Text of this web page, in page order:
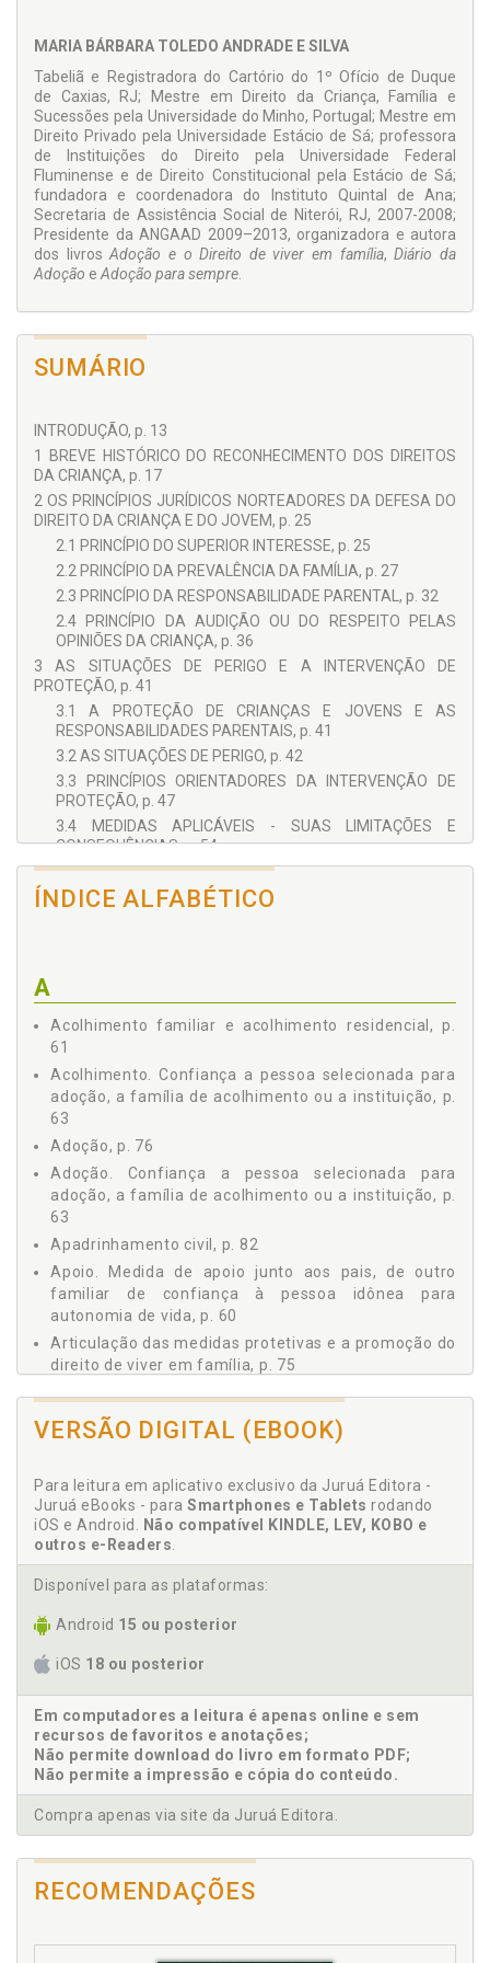
Estado na proteção dos direitos infantojuvenis, comparando-
superior interesse da criança e do jovem. Outro ponto
sensível do presente trabalho diz respeito à conciliação dos
princípios que sustentam os direitos infantojuvenis e
norteiam toda a atuação da rede de proteção da criança,
para fazer valer o seu superior interesse, assim como o seu
direito de viver em família.
MARIA BÁRBARA TOLEDO ANDRADE E SILVA
Tabeliã e Registradora do Cartório do 1º Ofício de Duque
de Caxias, RJ; Mestre em Direito da Criança, Família e
Sucessões pela Universidade do Minho, Portugal; Mestre em
Direito Privado pela Universidade Estácio de Sá; professora
de Instituições do Direito pela Universidade Federal
Fluminense e de Direito Constitucional pela Estácio de Sá;
fundadora e coordenadora do Instituto Quintal de Ana;
Secretaria de Assistência Social de Niterói, RJ, 2007-2008;
Presidente da ANGAAD 2009–2013, organizadora e autora
dos livrosAdoção e o Direito de viver em família,Diário da
Adoção eAdoção para sempre.
SUMÁRIO
INTRODUÇÃO, p. 13
1 BREVE HISTÓRICO DO RECONHECIMENTO DOS DIREITOS
DA CRIANÇA, p. 17
2 OS PRINCÍPIOS JURÍDICOS NORTEADORES DA DEFESA DO
DIREITO DA CRIANÇA E DO JOVEM, p. 25
2.1 PRINCÍPIO DO SUPERIOR INTERESSE, p. 25
2.2 PRINCÍPIO DA PREVALÊNCIA DA FAMÍLIA, p. 27
2.3 PRINCÍPIO DA RESPONSABILIDADE PARENTAL, p. 32
2.4 PRINCÍPIO DA AUDIÇÃO OU DO RESPEITO PELAS
OPINIÕES DA CRIANÇA, p. 36
3 AS SITUAÇÕES DE PERIGO E A INTERVENÇÃO DE
PROTEÇÃO, p. 41
3.1 A PROTEÇÃO DE CRIANÇAS E JOVENS E AS
RESPONSABILIDADES PARENTAIS, p. 41
3.2 AS SITUAÇÕES DE PERIGO, p. 42
3.3 PRINCÍPIOS ORIENTADORES DA INTERVENÇÃO DE
PROTEÇÃO, p. 47
3.4 MEDIDAS APLICÁVEIS - SUAS LIMITAÇÕES E
CONSEQUÊNCIAS, p. 54
3.5 MEDIDA DE APOIO JUNTO AOS PAIS, DE OUTRO
FAMILIAR DE CONFIANÇA À PESSOA IDÓNEA PARA
AUTONOMIA DE VIDA, p. 60
ADOÇÃO, A FAMÍLIA DE ACOLHIMENTO OU A
INSTITUIÇÃO, p. 63
4 O DIREITO DE VIVER EM FAMÍLIA E A EFICÁCIA DAS
MEDIDAS DE PROTEÇÃO, p. 73
4.1 DO DIREITO À CONVIVÊNCIA FAMILIAR DE CRIANÇAS,
p. 73
4.2 A ARTICULAÇÃO DAS MEDIDAS PROTETIVAS E A
PROMOÇÃO DO DIREITO DE VIVER EM FAMÍLIA, p. 75
4.3 ADOÇÃO, p. 76
4.4 APADRINHAMENTO CIVIL, p. 82
DO DIREITO DA FAMÍLIA, p. 91
CONSIDERAÇÕES FINAIS, p. 103
REFERÊNCIAS, p. 107
ÍNDICE ALFABÉTICO
A
Acolhimento familiar e acolhimento residencial, p.
61
Acolhimento. Confiança a pessoa selecionada para
adoção, a família de acolhimento ou a instituição, p.
63
Adoção, p. 76
Adoção. Confiança a pessoa selecionada para
adoção, a família de acolhimento ou a instituição, p.
63
Apadrinhamento civil, p. 82
Apoio. Medida de apoio junto aos pais, de outro
familiar de confiança à pessoa idônea para
autonomia de vida, p. 60
Articulação das medidas protetivas e a promoção do
direito de viver em família, p. 75
Audição. Princípio da audição ou do respeito pelas
opiniões da criança, p. 36
Autonomia de vida. Medida de apoio junto aos pais,
autonomia de vida, p. 60
B
Breve histórico do reconhecimento dos direitos da
criança, p. 17
C
família de acolhimento ou a instituição, p. 63
Considerações finais, p. 103
Criança. Princípio da audição ou do respeito pelas
opiniões da criança, p. 36
Criança. Princípios jurídicos norteadores da defesa
do direito da criança e do jovem, p. 25
Criança. Proteção de crianças e jovens e as
responsabilidades parentais, p. 41
VERSÃO DIGITAL (EBOOK)
Para leitura em aplicativo exclusivo da Juruá Editora -
Juruá eBooks - para Smartphones e Tablets rodando
iOS e Android. Não compatível KINDLE, LEV, KOBO e
outros e-Readers.
Disponível para as plataformas:
Android 15 ou posterior
iOS 18 ou posterior
Em computadores a leitura é apenas online e sem
recursos de favoritos e anotações;
Não permite download do livro em formato PDF;
Não permite a impressão e cópia do conteúdo.
Compra apenas via site da Juruá Editora.
RECOMENDAÇÕES